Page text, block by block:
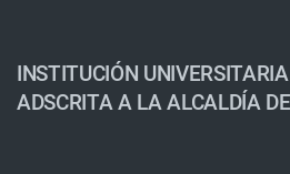
INSTITUCIÓN
ADSCRITA A LA ALCALDÍA